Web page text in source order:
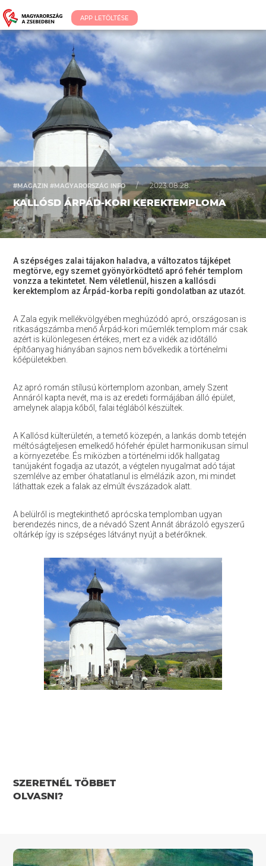
APP LETÖLTÉSE
#MAGAZIN #MAGYARORSZÁG INFO / 2023.08.28.
KALLÓSD ÁRPÁD-KORI KEREKTEMPLOMA
A szépséges zalai tájakon haladva, a változatos tájképet
megtörve, egy szemet gyönyörködtető apró fehér templom
vonzza a tekintetet. Nem véletlenül, hiszen a kallósdi
kerektemplom az Árpád-korba repíti gondolatban az utazót.
A Zala egyik mellékvölgyében meghúzódó apró, országosan is
ritkaságszámba menő Árpád-kori műemlék templom már csak
azért is különlegesen értékes, mert ez a vidék az időtálló
építőanyag hiányában sajnos nem bővelkedik a történelmi
kőépületekben.
Az apró román stílusú körtemplom azonban, amely Szent
Annáról kapta nevét, ma is az eredeti formájában álló épület,
amelynek alapja kőből, falai téglából készültek.
A Kallósd külterületén, a temető közepén, a lankás domb tetején
méltóságteljesen emelkedő hófehér épület harmonikusan símul
a környezetébe. És miközben a történelmi idők hallgatag
tanújaként fogadja az utazót, a végtelen nyugalmat adó tájat
szemlélve az ember óhatatlanul is elmélázik azon, mi mindet
láthattak ezek a falak az elmúlt évszázadok alatt.
A belülről is megtekinthető aprócska templomban ugyan
berendezés nincs, de a névadó Szent Annát ábrázoló egyszerű
oltárkép így is szépséges látványt nyújt a betérőknek.
SZERETNÉL TÖBBET
OLVASNI?